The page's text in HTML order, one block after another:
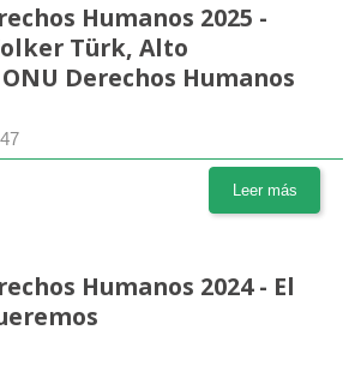
Humanos 2025 -
Türk, Alto
Derechos Humanos
Leer más
Humanos 2024 - El